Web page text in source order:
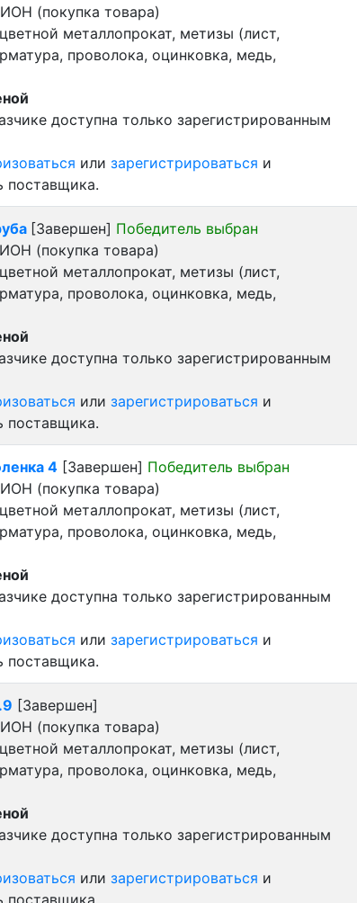
(покупка товара)
металлопрокат, метизы (лист,
проволока, оцинковка, медь,
доступна только зарегистрированным
или зарегистрироваться и
поставщика.
[Завершен] Победитель выбран
(покупка товара)
металлопрокат, метизы (лист,
проволока, оцинковка, медь,
доступна только зарегистрированным
или зарегистрироваться и
поставщика.
4 [Завершен] Победитель выбран
(покупка товара)
металлопрокат, метизы (лист,
проволока, оцинковка, медь,
доступна только зарегистрированным
или зарегистрироваться и
поставщика.
[Завершен]
(покупка товара)
металлопрокат, метизы (лист,
проволока, оцинковка, медь,
доступна только зарегистрированным
или зарегистрироваться и
поставщика.